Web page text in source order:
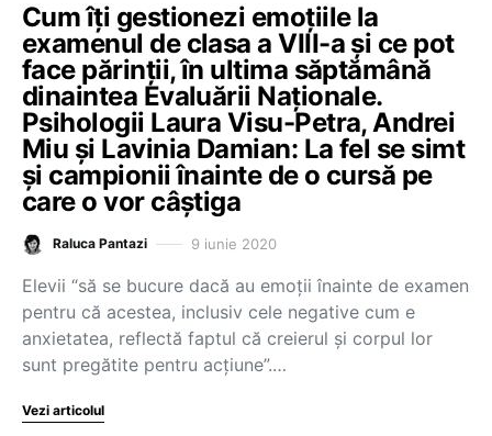
Cum îți gestionezi emoțiile la
examenul de clasa a VIII-a și ce pot
face părinții, în ultima săptămână
dinaintea Evaluării Naționale.
Psihologii Laura Visu-Petra, Andrei
Miu și Lavinia Damian: La fel se simt
și campionii înainte de o cursă pe
care o vor câștiga
Raluca Pantazi 9 iunie 2020
Elevii “să se bucure dacă au emoții înainte de examen
pentru că acestea, inclusiv cele negative cum e
anxietatea, reflectă faptul că creierul și corpul lor
sunt pregătite pentru acțiune”.…
Vezi articolul